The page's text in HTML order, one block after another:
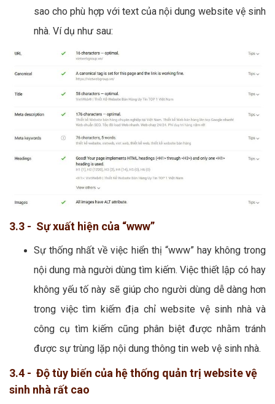
sao cho phù hợp với text của nội dung website vệ sinh
nhà. Ví dụ như sau:
3.3 - Sự xuất hiện của “www”
Sự thống nhất về việc hiển thị “www” hay không trong
nội dung mà người dùng tìm kiếm. Việc thiết lập có hay
không yếu tố này sẽ giúp cho người dùng dễ dàng hơn
trong việc tìm kiếm địa chỉ website vệ sinh nhà và
công cụ tìm kiếm cũng phân biệt được nhằm tránh
được sự trùng lặp nội dung thông tin web vệ sinh nhà.
3.4 - Độ tùy biến của hệ thống quản trị website vệ
sinh nhà rất cao